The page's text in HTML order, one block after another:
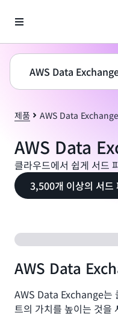
AWS Data
제품 AWS Data Exchange
AWS Data
클라우드에서 쉽게 서드
3,500개 이상의 서드
AWS Data
AWS Data Exchange는
트의 가치를 높이는 것을